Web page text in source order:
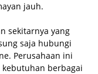
jauh.
sekitarnya yang
saja hubungi
Perusahaan ini
berbagai